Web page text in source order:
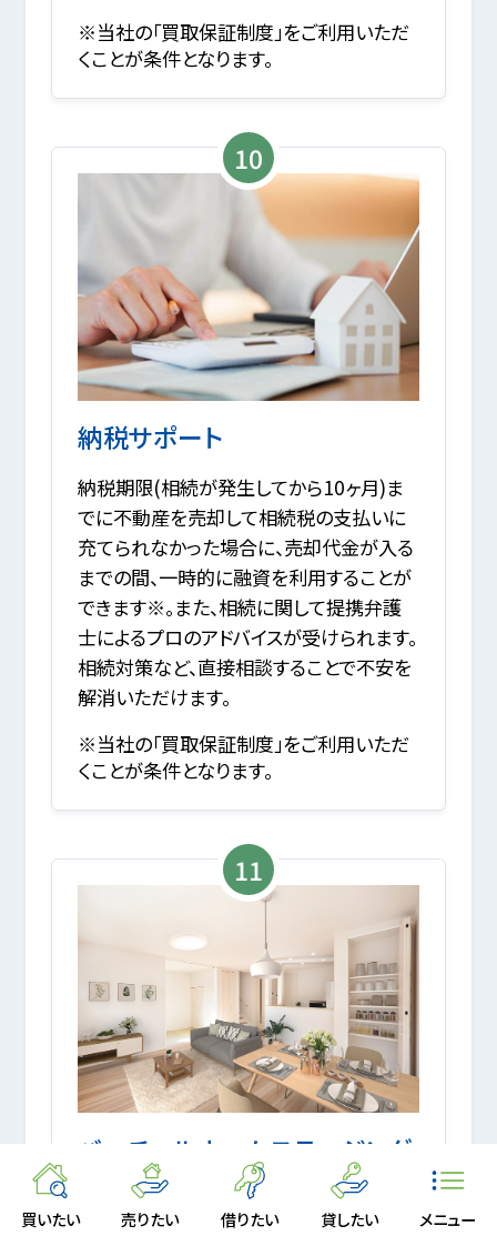
買いたい 売りたい 借りたい 貸したい メニュー
※当社の「買取保証制度」をご利用いただ
くことが条件となります。
10
納税サポート
納税期限(相続が発生してから10ヶ月)ま
でに不動産を売却して相続税の支払いに
充てられなかった場合に、売却代金が入る
までの間、一時的に融資を利用することが
できます※。また、相続に関して提携弁護
士によるプロのアドバイスが受けられます。
相続対策など、直接相談することで不安を
解消いただけます。
※当社の「買取保証制度」をご利用いただ
くことが条件となります。
11
バーチャルホームステージング
高品質なCGを利用し仮想的に装飾(ステ
ージング)することで、物件の価値を最大限